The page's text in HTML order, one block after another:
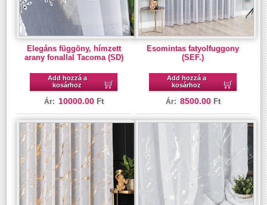
Elegáns függöny, hímzett
arany fonallal Tacoma (SD)
Add hozzá a
kosárhoz
Ár: 10000.00 Ft
Esomintas fatyolfuggony
(SEF.)
Add hozzá a
kosárhoz
Ár: 8500.00 Ft